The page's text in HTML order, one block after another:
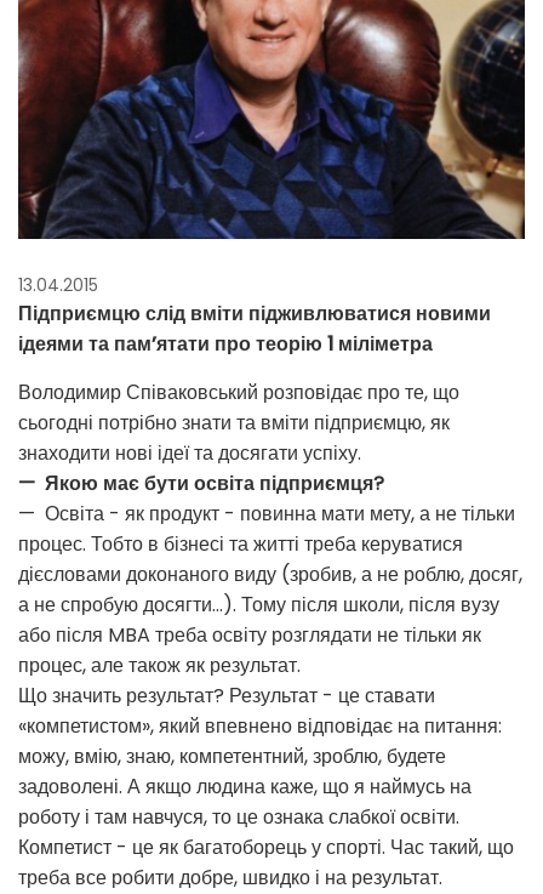
13.04.2015
Підприємцю слід вміти підживлюватися новими
ідеями та пам’ятати про теорію 1 міліметра
Володимир Співаковський розповідає про те, що
сьогодні потрібно знати та вміти підприємцю, як
знаходити нові ідеї та досягати успіху.
— Якою має бути освіта підприємця?
— Освіта - як продукт - повинна мати мету, а не тільки
процес. Тобто в бізнесі та житті треба керуватися
дієсловами доконаного виду (зробив, а не роблю, досяг,
а не спробую досягти...). Тому після школи, після вузу
або після MBA треба освіту розглядати не тільки як
процес, але також як результат.
Що значить результат? Результат - це ставати
«компетистом», який впевнено відповідає на питання:
можу, вмію, знаю, компетентний, зроблю, будете
задоволені. А якщо людина каже, що я наймусь на
роботу і там навчуся, то це ознака слабкої освіти.
Компетист - це як багатоборець у спорті. Час такий, що
треба все робити добре, швидко і на результат.